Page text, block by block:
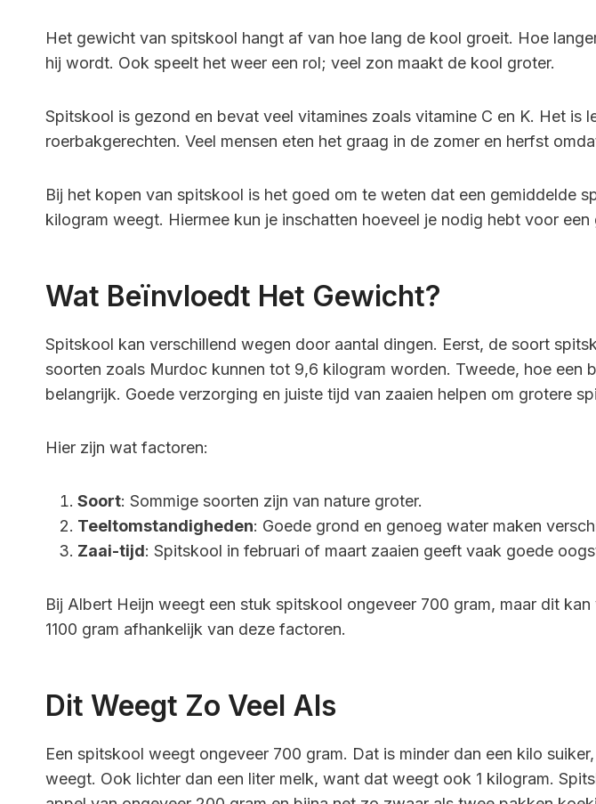
Het gewicht van spitskool hangt af van hoe lang de kool groeit. Hoe
hij wordt. Ook speelt het weer een rol; veel zon maakt de kool groter.
Spitskool is gezond en bevat veel vitamines zoals vitamine C en K. Het is
roerbakgerechten. Veel mensen eten het graag in de zomer en herfst
Bij het kopen van spitskool is het goed om te weten dat een gemiddelde
kilogram weegt. Hiermee kun je inschatten hoeveel je nodig hebt voor een
Wat Beïnvloedt Het Gewicht?
Spitskool kan verschillend wegen door aantal dingen. Eerst, de soort
soorten zoals Murdoc kunnen tot 9,6 kilogram worden. Tweede, hoe een
belangrijk. Goede verzorging en juiste tijd van zaaien helpen om grotere
Hier zijn wat factoren:
Soort: Sommige soorten zijn van nature groter.
Teeltomstandigheden: Goede grond en genoeg water maken
Zaai-tijd: Spitskool in februari of maart zaaien geeft vaak goede
Bij Albert Heijn weegt een stuk spitskool ongeveer 700 gram, maar dit
1100 gram afhankelijk van deze factoren.
Dit Weegt Zo Veel Als
Een spitskool weegt ongeveer 700 gram. Dat is minder dan een kilo
weegt. Ook lichter dan een liter melk, want dat weegt ook 1 kilogram.